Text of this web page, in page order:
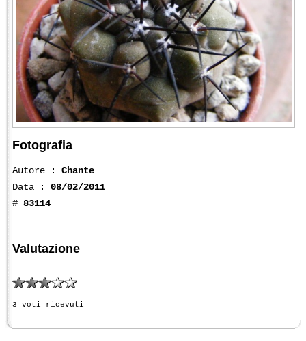
Fotografia
Autore : Chante
Data : 08/02/2011
# 83114
Valutazione
3 voti ricevuti